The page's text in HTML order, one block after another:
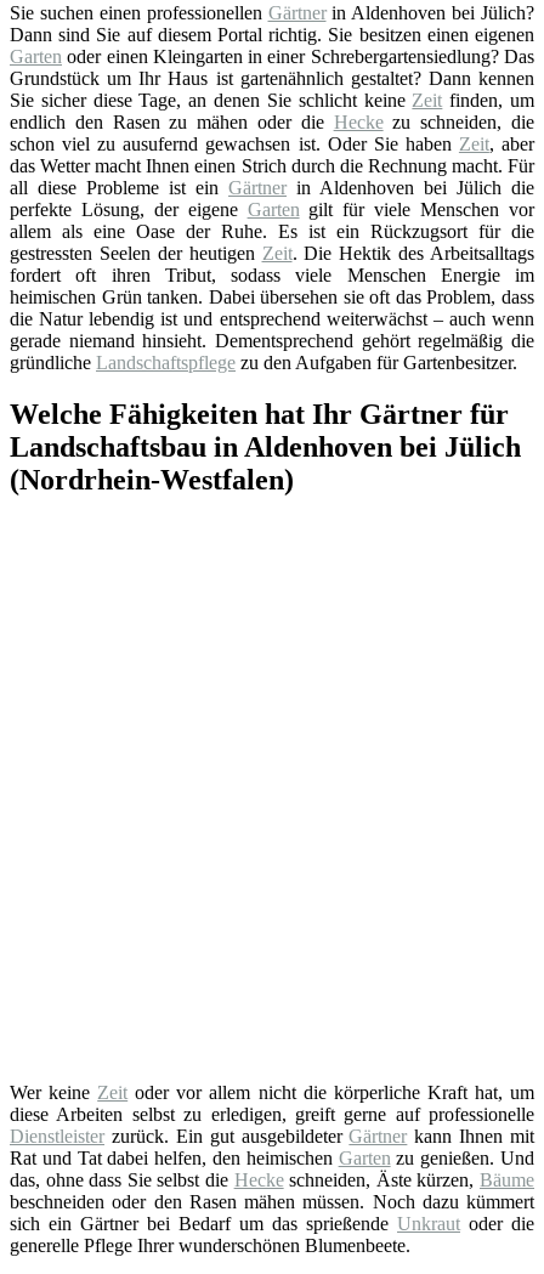
Sie suchen einen professionellen Gärtnerin Aldenhoven bei Jülich?
Dann sind Sie auf diesem Portal richtig. Sie besitzen einen eigenen
Garten oder einen Kleingarten in einer Schrebergartensiedlung? Das
Grundstück um Ihr Haus ist gartenähnlich gestaltet? Dann kennen
Sie sicher diese Tage, an denen Sie schlicht keine Zeit finden, um
endlich den Rasen zu mähen oder die Heckezu schneiden, die
schon viel zu ausufernd gewachsen ist. Oder Sie haben Zeit, aber
das Wetter macht Ihnen einen Strich durch die Rechnung macht. Für
all diese Probleme ist ein Gärtner in Aldenhoven bei Jülich die
perfekte Lösung, der eigene Garten gilt für viele Menschen vor
allem als eine Oase der Ruhe. Es ist ein Rückzugsort für die
gestressten Seelen der heutigen Zeit. Die Hektik des Arbeitsalltags
fordert oft ihren Tribut, sodass viele Menschen Energie im
heimischen Grün tanken. Dabei übersehen sie oft das Problem, dass
die Natur lebendig ist und entsprechend weiterwächst – auch wenn
gerade niemand hinsieht. Dementsprechend gehört regelmäßig die
gründliche Landschaftspflege zu den Aufgaben für Gartenbesitzer.
Welche Fähigkeiten hat Ihr Gärtner für
Landschaftsbau in Aldenhoven bei Jülich
(Nordrhein-Westfalen)
Wer keine Zeit oder vor allem nicht die körperliche Kraft hat, um
diese Arbeiten selbst zu erledigen, greift gerne auf professionelle
Dienstleister zurück. Ein gut ausgebildeterGärtner kann Ihnen mit
Rat und Tat dabei helfen, den heimischen Garten zu genießen. Und
das, ohne dass Sie selbst die Heckeschneiden, Äste kürzen,Bäume
beschneiden oder den Rasen mähen müssen. Noch dazu kümmert
sich ein Gärtner bei Bedarf um das sprießende Unkraut oder die
generelle Pflege Ihrer wunderschönen Blumenbeete.